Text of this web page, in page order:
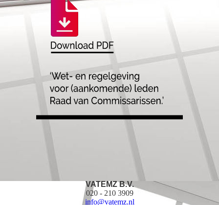
VATEMZ B.V.
020 - 210 3909
info@vatemz.nl